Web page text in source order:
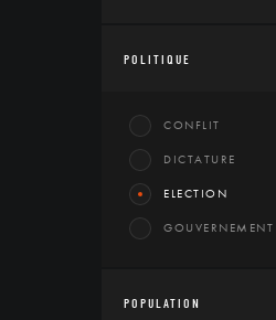
POLITIQUE
CONFLIT
DICTATURE
ELECTION
GOUVERNEMENT
POPULATION